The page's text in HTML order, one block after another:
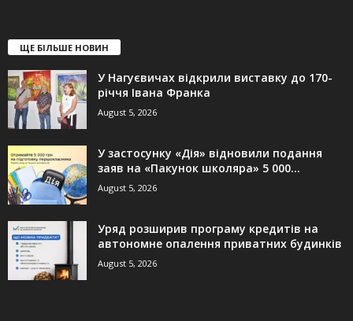
ЩЕ БІЛЬШЕ НОВИН
У Нагуєвичах відкрили виставку до 170-
річчя Івана Франка
August 5, 2026
У застосунку «Дія» відновили подання
заяв на «Пакунок школяра» 5 000...
August 5, 2026
Уряд розширив програму кредитів на
автономне опалення приватних будинків
August 5, 2026